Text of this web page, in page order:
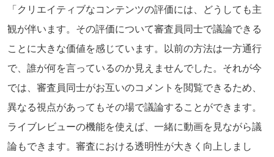
「クリエイティブなコンテンツの評価には、どうしても主
観が伴います。その評価について審査員同士で議論できる
ことに大きな価値を感じています。以前の方法は一方通行
で、誰が何を言っているのか見えませんでした。それが今
では、審査員同士がお互いのコメントを閲覧できるため、
異なる視点があってもその場で議論することができます。
ライブレビューの機能を使えば、一緒に動画を見ながら議
論もできます。審査における透明性が大きく向上しまし